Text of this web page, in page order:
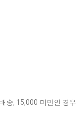
송, 15,000 미만인 경